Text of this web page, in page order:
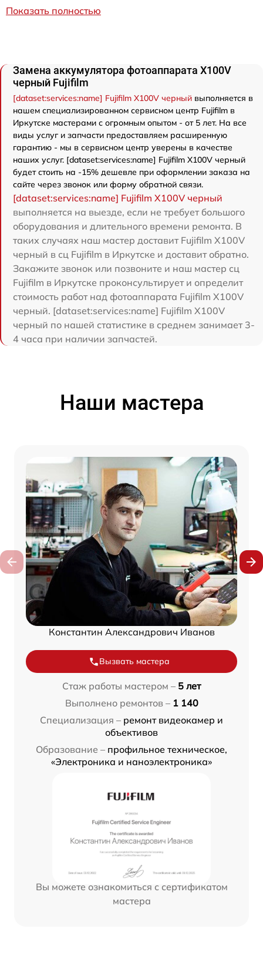
Показать полностью
Замена аккумулятора фотоаппарата X100V
черный Fujifilm
[dataset:services:name] Fujifilm X100V черный выполняется в
нашем специализированном сервисном центр Fujifilm в
Иркутске мастерами с огромным опытом - от 5 лет. На все
виды услуг и запчасти предоставляем расширенную
гарантию - мы в сервисном центр уверены в качестве
наших услуг. [dataset:services:name] Fujifilm X100V черный
будет стоить на -15% дешевле при оформлении заказа на
сайте через звонок или форму обратной связи.
[dataset:services:name] Fujifilm X100V черный
выполняется на выезде, если не требует большого
оборудования и длительного времени ремонта. В
таких случаях наш мастер доставит Fujifilm X100V
черный в сц Fujifilm в Иркутске и доставит обратно.
Закажите звонок или позвоните и наш мастер сц
Fujifilm в Иркутске проконсультирует и определит
стоимость работ над фотоаппарата Fujifilm X100V
черный. [dataset:services:name] Fujifilm X100V
черный по нашей статистике в среднем занимает 3-
4 часа при наличии запчастей.
Наши мастера
Константин Александрович Иванов
Вызвать мастера
Стаж работы мастером – 5 лет
Выполнено ремонтов – 1 140
Специализация – ремонт видеокамер и
объективов
Образование – профильное техническое,
«Электроника и наноэлектроника»
Вы можете ознакомиться с сертификатом
мастера